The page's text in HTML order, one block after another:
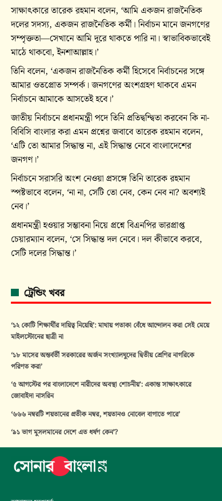
সাক্ষাৎকারে তারেক রহমান বলেন, ‘আমি একজন রাজনৈতিক
দলের সদস্য, একজন রাজনৈতিক কর্মী। নির্বাচন মানে জনগণের
সম্পৃক্ততা—সেখানে আমি দূরে থাকতে পারি না। স্বাভাবিকভাবেই
মাঠে থাকবো, ইনশাআল্লাহ।’
তিনি বলেন, ‘একজন রাজনৈতিক কর্মী হিসেবে নির্বাচনের সঙ্গে
আমার ওতপ্রোত সম্পর্ক। জনগণের অংশগ্রহণ থাকবে এমন
নির্বাচনে আমাকে আসতেই হবে।’
জাতীয় নির্বাচনে প্রধানমন্ত্রী পদে তিনি প্রতিদ্বন্দ্বিতা করবেন কি না-
বিবিসি বাংলার করা এমন প্রশ্নের জবাবে তারেক রহমান বলেন,
‘এটি তো আমার সিদ্ধান্ত না, এই সিদ্ধান্ত নেবে বাংলাদেশের
জনগণ।’
নির্বাচনে সরাসরি অংশ নেওয়া প্রসঙ্গে তিনি তারেক রহমান
স্পষ্টভাবে বলেন, ‘না না, সেটি তো নেব, কেন নেব না? অবশ্যই
নেব।’
প্রধানমন্ত্রী হওয়ার সম্ভাবনা নিয়ে প্রশ্নে বিএনপির ভারপ্রাপ্ত
চেয়ারম্যান বলেন, ‘সে সিদ্ধান্ত দল নেবে। দল কীভাবে করবে,
সেটি দলের সিদ্ধান্ত।’
ট্রেন্ডিং খবর
‘১২ কোটি শিক্ষার্থীর দায়িত্ব নিয়েছি’: মাথায় পতাকা বেঁধে আন্দোলন করা সেই মেয়ে
মাইলস্টোনের ছাত্রী না
‘১৮ মাসের অন্তর্বর্তী সরকারের অর্জন সংখ্যালঘুদের দ্বিতীয় শ্রেণির নাগরিকে
পরিণত করা’
‘৫ আগস্টের পর বাংলাদেশে নারীদের অবস্থা শোচনীয়’: একান্ত সাক্ষাৎকারে
জোবাইদা নাসরিন
‘৬৬৬ নম্বরটি শয়তানের প্রতীক নম্বর, শয়তানও নোবেল বাগাতে পারে’
‘৯১ ভাগ মুসলমানের দেশে এত ধর্ষণ কেন’?